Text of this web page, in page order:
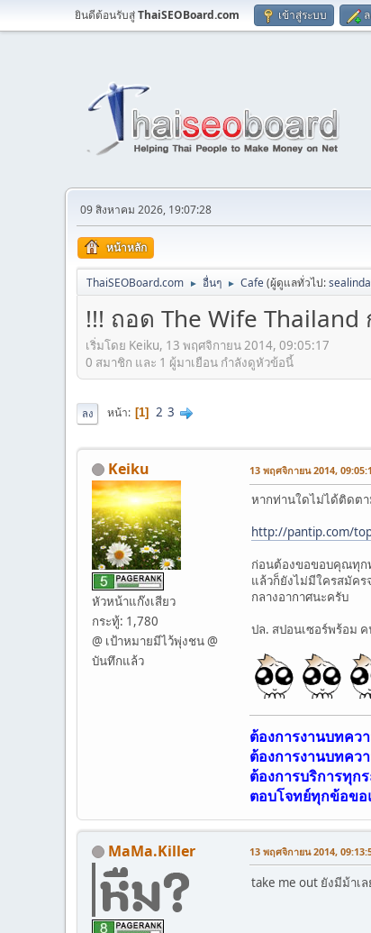
ยินดีต้อนรับสู่ThaiSEOBoard.com เข้าสู่ระบบ
09 สิงหาคม 2026, 19:07:28
หน้าหลัก
ThaiSEOBoard.com ► อื่นๆ ► Cafe(ผู้ดูแลทั่วไป:sealinda
!!! ถอด The Wife
เริ่มโดย Keiku, 13 พฤศจิกายน 2014, 09:05:17
0 สมาชิก และ 1 ผู้มาเยือน กำลังดูหัวข้อนี้
ลง หน้า 1 2 3
Keiku
หัวหน้าแก๊งเสียว
กระทู้: 1,780
@ เป้าหมายมีไว้พุ่งชน @
บันทึกแล้ว
13 พฤศจิกายน 2014,
หากท่านใดไม่ได้ติดต
http://pantip.com/
ก่อนต้องขอขอบคุณทุก
แล้วก็ยังไม่มีใครสมัคร
กลางอากาศนะครับ
ปล. สปอนเซอร์พร้อม
ต้องการงานบทค
ต้องการงานบทคว
ต้องการบริการทุก
ตอบโจทย์ทุกข้อขอ
MaMa.Killer 13 พฤศจิกายน 2014,
take me out ยังมีม้าเ